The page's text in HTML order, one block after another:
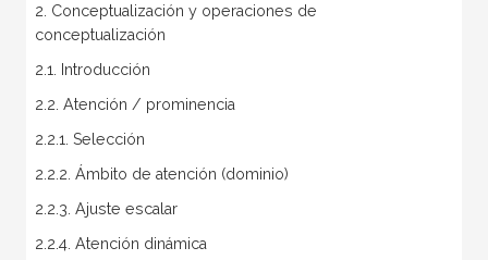
2. Conceptualización y operaciones de
conceptualización
2.1. Introducción
2.2. Atención / prominencia
2.2.1. Selección
2.2.2. Ámbito de atención (dominio)
2.2.3. Ajuste escalar
2.2.4. Atención dinámica